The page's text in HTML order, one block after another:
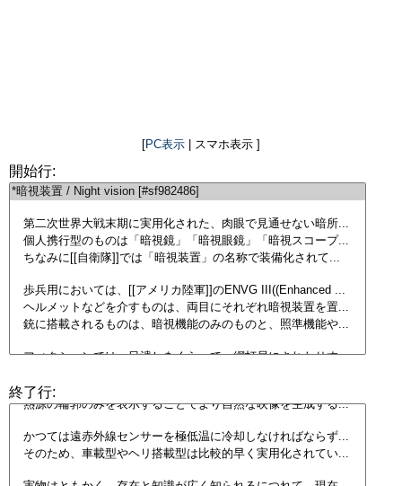
[PC表示 | スマホ表示 ]
開始行:
終了行: